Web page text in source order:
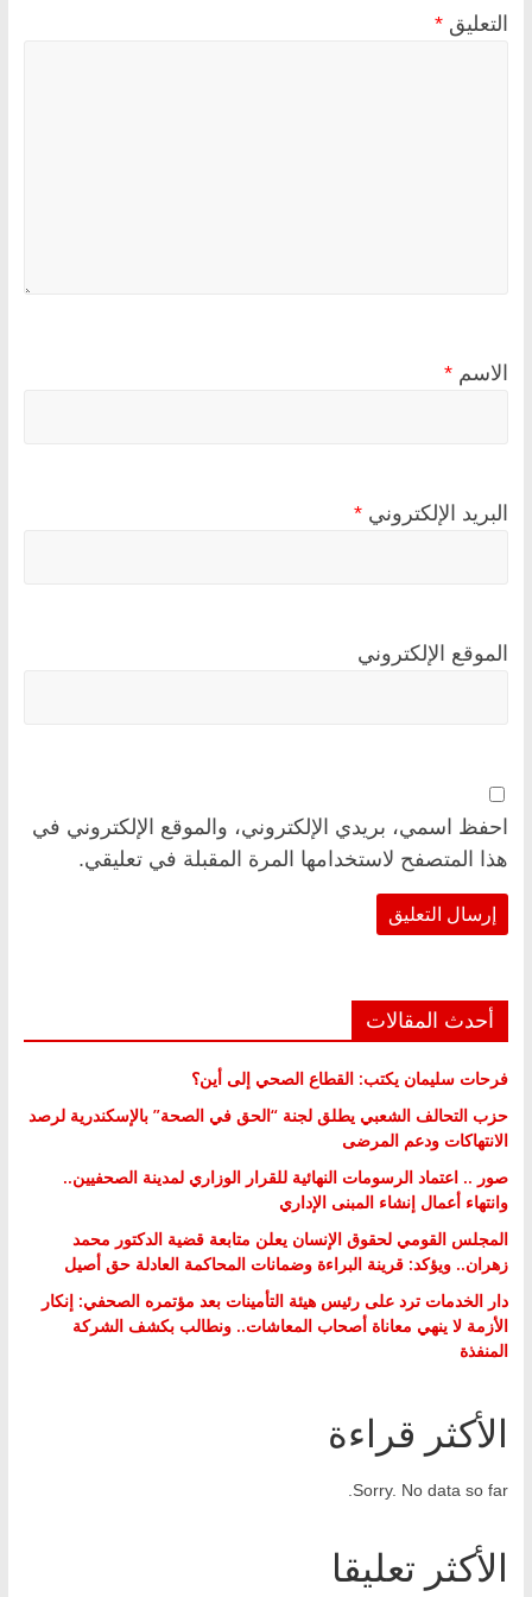
التعليق *
الاسم *
البريد الإلكتروني *
الموقع الإلكتروني
احفظ اسمي، بريدي الإلكتروني، والموقع الإلكتروني في
هذا المتصفح لاستخدامها المرة المقبلة في تعليقي.
أحدث المقالات
فرحات سليمان يكتب: القطاع الصحي إلى أين؟
حزب التحالف الشعبي يطلق لجنة “الحق في الصحة” بالإسكندرية لرصد
الانتهاكات ودعم المرضى
صور .. اعتماد الرسومات النهائية للقرار الوزاري لمدينة الصحفيين..
وانتهاء أعمال إنشاء المبنى الإداري
المجلس القومي لحقوق الإنسان يعلن متابعة قضية الدكتور محمد
زهران.. ويؤكد: قرينة البراءة وضمانات المحاكمة العادلة حق أصيل
دار الخدمات ترد على رئيس هيئة التأمينات بعد مؤتمره الصحفي: إنكار
الأزمة لا ينهي معاناة أصحاب المعاشات.. ونطالب بكشف الشركة
المنفذة
الأكثر قراءة
Sorry. No data so far.
الأكثر تعليقا